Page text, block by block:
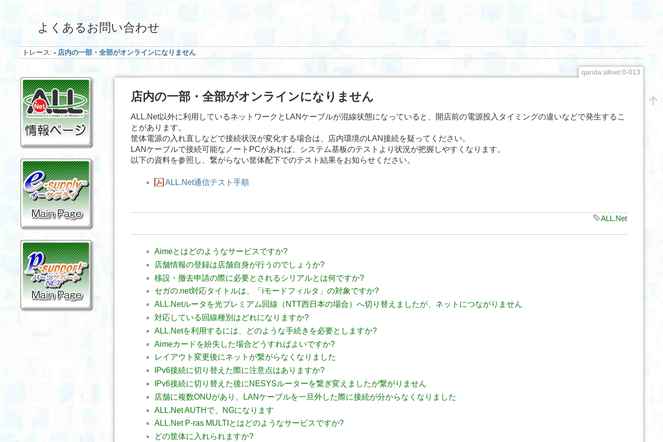
よくあるお問い合わせ
トレース: • 店内の一部・全部がオンラインになりません
qanda:allnet:0-013
店内の一部・全部がオンラインになりません
ALL.Net以外に利用しているネットワークとLANケーブルが混線状態になっていると、開店前の電源投入タイミングの違いなどで発生するこ
とがあります。
筐体電源の入れ直しなどで接続状況が変化する場合は、店内環境のLAN接続を疑ってください。
LANケーブルで接続可能なノートPCがあれば、システム基板のテストより状況が把握しやすくなります。
以下の資料を参照し、繋がらない筐体配下でのテスト結果をお知らせください。
ALL.Net通信テスト手順
ALL.Net
Aimeとはどのようなサービスですか?
店舗情報の登録は店舗自身が行うのでしょうか?
移設・撤去申請の際に必要とされるシリアルとは何ですか?
セガの.net対応タイトルは、「iモードフィルタ」の対象ですか?
ALL.Netルータを光プレミアム回線（NTT西日本の場合）へ切り替えましたが、ネットにつながりません
対応している回線種別はどれになりますか?
ALL.Netを利用するには、どのような手続きを必要としますか?
Aimeカードを紛失した場合どうすればよいですか?
レイアウト変更後にネットが繋がらなくなりました
IPv6接続に切り替えた際に注意点はありますか?
IPv6接続に切り替えた後にNESYSルーターを繋ぎ変えましたが繋がりません
店舗に複数ONUがあり、LANケーブルを一旦外した際に接続が分からなくなりました
ALL.Net AUTHで、NGになります
ALL.Net P-ras MULTIとはどのようなサービスですか?
どの筐体に入れられますか?